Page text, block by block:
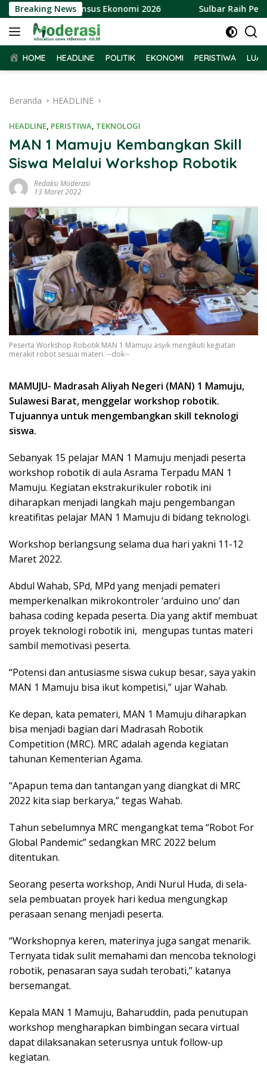
Langsung
ke
konten
Breaking News
Sensus Ekonomi 2026 Sulbar Raih
HOME HEADLINE POLITIK EKONOMI PERISTIWA
Beranda HEADLINE
HEADLINE, PERISTIWA, TEKNOLOGI
MAN 1 Mamuju Kembangkan Skill
Siswa Melalui Workshop Robotik
Redaksi Moderasi
13 Maret 2022
Peserta Workshop Robotik MAN 1 Mamuju asyik mengikuti kegiatan
merakit robot sesuai materi. --dok--
MAMUJU- Madrasah Aliyah Negeri (MAN) 1 Mamuju,
Sulawesi Barat, menggelar workshop robotik.
Tujuannya untuk mengembangkan skill teknologi
siswa.
Sebanyak 15 pelajar MAN 1 Mamuju menjadi peserta
workshop robotik di aula Asrama Terpadu MAN 1
Mamuju. Kegiatan ekstrakurikuler robotik ini
diharapkan menjadi langkah maju pengembangan
kreatifitas pelajar MAN 1 Mamuju di bidang teknologi.
Workshop berlangsung selama dua hari yakni 11-12
Maret 2022.
Abdul Wahab, SPd, MPd yang menjadi pemateri
memperkenalkan mikrokontroler ‘arduino uno’ dan
bahasa coding kepada peserta. Dia yang aktif membuat
proyek teknologi robotik ini, mengupas tuntas materi
sambil memotivasi peserta.
“Potensi dan antusiasme siswa cukup besar, saya yakin
MAN 1 Mamuju bisa ikut kompetisi,” ujar Wahab.
Ke depan, kata pemateri, MAN 1 Mamuju diharapkan
bisa menjadi bagian dari Madrasah Robotik
Competition (MRC). MRC adalah agenda kegiatan
tahunan Kementerian Agama.
“Apapun tema dan tantangan yang diangkat di MRC
2022 kita siap berkarya,” tegas Wahab.
Tahun sebelumnya MRC mengangkat tema “Robot For
Global Pandemic” sedangkan MRC 2022 belum
ditentukan.
Seorang peserta workshop, Andi Nurul Huda, di sela-
sela pembuatan proyek hari kedua mengungkap
perasaan senang menjadi peserta.
“Workshopnya keren, materinya juga sangat menarik.
Ternyata tidak sulit memahami dan mencoba teknologi
robotik, penasaran saya sudah terobati,” katanya
bersemangat.
Kepala MAN 1 Mamuju, Baharuddin, pada penutupan
workshop mengharapkan bimbingan secara virtual
dapat dilaksanakan seterusnya untuk follow-up
kegiatan.